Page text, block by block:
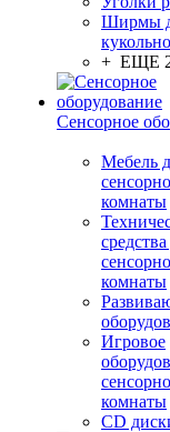
Ширмы
+ ЕЩЕ
Сенсорное
Мебель
комнаты
комнаты
Игровое
комнаты
CD